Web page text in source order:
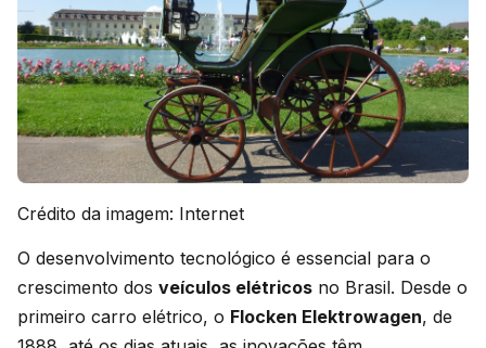
Crédito da imagem: Internet
O desenvolvimento tecnológico é essencial para o
crescimento dos veículos elétricos no Brasil. Desde o
primeiro carro elétrico, o Flocken Elektrowagen, de